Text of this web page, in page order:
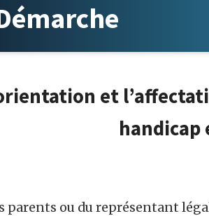
et
handicap
parents ou du représentant